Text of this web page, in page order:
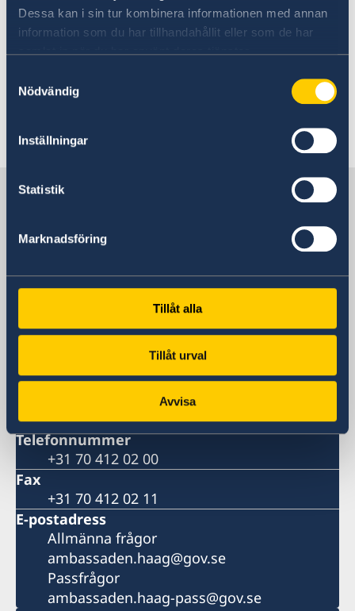
Dessa kan i sin tur kombinera informationen med annan
information som du har tillhandahållit eller som de har
samlat in när du har använt deras tjänster.
Nödvändig
Inställningar
Statistik
Marknadsföring
Tillåt alla
Tillåt urval
Avvisa
Adress:
Pensionsmyndigheten
FE 7001
Zweden
Senast uppdaterad 29 maj 2024, 15.40
Sverige i Nederländerna, Haag
Sveriges ambassad
Besöksadress
Johan de Wittlaan 7
2517 JR Den Haag
Embassy of Sweden
2508 CH Den Haag
Telefonnummer
+31 70 412 02 00
Fax
+31 70 412 02 11
E-postadress
Allmänna frågor
ambassaden.haag@gov.se
Passfrågor
ambassaden.haag-pass@gov.se